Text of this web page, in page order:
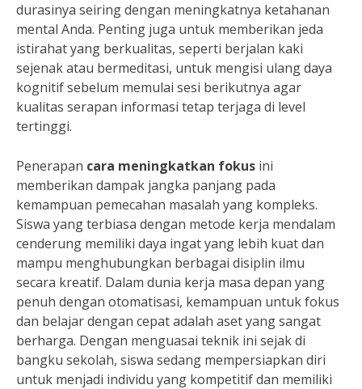
durasinya seiring dengan meningkatnya ketahanan
mental Anda. Penting juga untuk memberikan jeda
istirahat yang berkualitas, seperti berjalan kaki
sejenak atau bermeditasi, untuk mengisi ulang daya
kognitif sebelum memulai sesi berikutnya agar
kualitas serapan informasi tetap terjaga di level
tertinggi.
Penerapan cara meningkatkan fokus ini
memberikan dampak jangka panjang pada
kemampuan pemecahan masalah yang kompleks.
Siswa yang terbiasa dengan metode kerja mendalam
cenderung memiliki daya ingat yang lebih kuat dan
mampu menghubungkan berbagai disiplin ilmu
secara kreatif. Dalam dunia kerja masa depan yang
penuh dengan otomatisasi, kemampuan untuk fokus
dan belajar dengan cepat adalah aset yang sangat
berharga. Dengan menguasai teknik ini sejak di
bangku sekolah, siswa sedang mempersiapkan diri
untuk menjadi individu yang kompetitif dan memiliki